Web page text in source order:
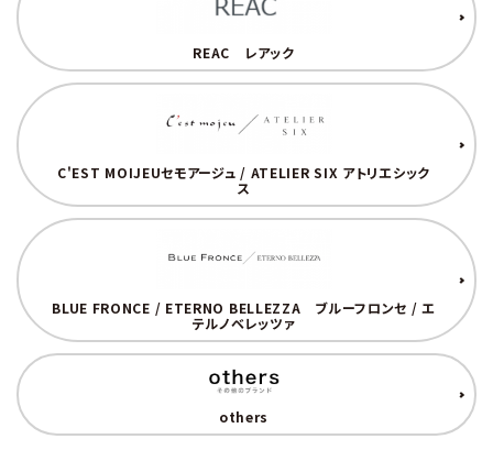
INFORMATION REAC レアック
C'EST MOIJEUセモアージュ / ATELIER SIX アトリエシック
ス
BLUE FRONCE / ETERNO BELLEZZA ブルーフロンセ / エ
テルノベレッツァ
others